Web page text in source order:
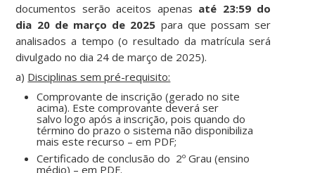
documentos serão aceitos apenas até 23:59 do
dia 20 de março de 2025 para que possam ser
analisados a tempo (o resultado da matrícula será
divulgado no dia 24 de março de 2025).
a) Disciplinas sem pré-requisito:
Comprovante de inscrição (gerado no site
acima). Este comprovante deverá ser
salvo logo após a inscrição, pois quando do
término do prazo o sistema não disponibiliza
mais este recurso – em PDF;
Certificado de conclusão do 2º Grau (ensino
médio) – em PDF.